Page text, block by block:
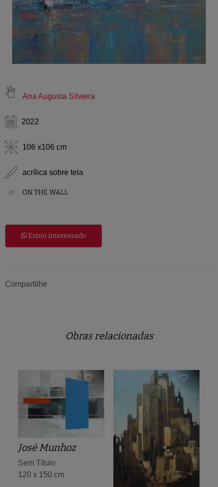
Ana Augusta Silveira
2022
106 x106 cm
acrílica sobre tela
ON THE WALL
Estou interessado
Compartilhe
Obras relacionadas
José Munhoz
Sem Título
120 x 150 cm